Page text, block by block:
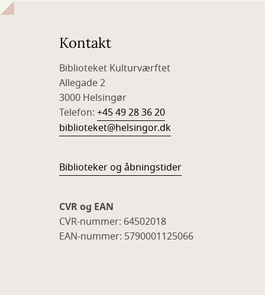
Kontakt
Biblioteket Kulturværftet
Allegade 2
3000 Helsingør
Telefon: +45 49 28 36 20
biblioteket@helsingor.dk
Biblioteker og åbningstider
CVR og EAN
CVR-nummer: 64502018
EAN-nummer: 5790001125066